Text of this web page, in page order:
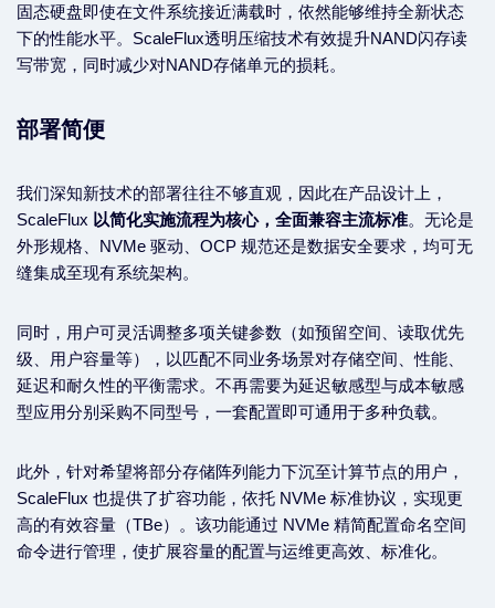
固态硬盘即使在文件系统接近满载时，依然能够维持全新状态
下的性能水平。ScaleFlux透明压缩技术有效提升NAND闪存读
写带宽，同时减少对NAND存储单元的损耗。
部署简便
我们深知新技术的部署往往不够直观，因此在产品设计上，
ScaleFlux 以简化实施流程为核心，全面兼容主流标准。无论是
外形规格、NVMe 驱动、OCP 规范还是数据安全要求，均可无
缝集成至现有系统架构。
同时，用户可灵活调整多项关键参数（如预留空间、读取优先
级、用户容量等），以匹配不同业务场景对存储空间、性能、
延迟和耐久性的平衡需求。不再需要为延迟敏感型与成本敏感
型应用分别采购不同型号，一套配置即可通用于多种负载。
此外，针对希望将部分存储阵列能力下沉至计算节点的用户，
ScaleFlux 也提供了扩容功能，依托 NVMe 标准协议，实现更
高的有效容量（TBe）。该功能通过 NVMe 精简配置命名空间
命令进行管理，使扩展容量的配置与运维更高效、标准化。